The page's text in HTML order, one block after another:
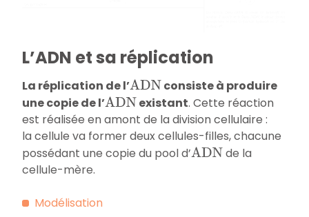
L’ADN et sa réplication
La réplication de l’ADN
consiste à produire
une copie de l’ADN existant. Cette réaction
est réalisée en amont de la division cellulaire :
la cellule va former deux cellules-filles, chacune
possédant une copie du pool d’ADN
de la
cellule-mère.
Modélisation